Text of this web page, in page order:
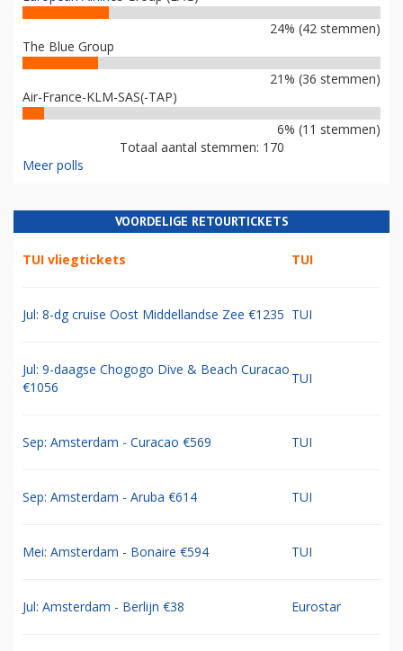
24% (42 stemmen)
The Blue Group
21% (36 stemmen)
Air-France-KLM-SAS(-TAP)
6% (11 stemmen)
Totaal aantal stemmen: 170
Meer polls
VOORDELIGE RETOURTICKETS
TUI vliegtickets TUI
Jul: 8-dg cruise Oost Middellandse Zee €1235 TUI
Jul: 9-daagse Chogogo Dive & Beach Curacao
€1056
TUI
Sep: Amsterdam - Curacao €569 TUI
Sep: Amsterdam - Aruba €614 TUI
Mei: Amsterdam - Bonaire €594 TUI
Jul: Amsterdam - Berlijn €38 Eurostar